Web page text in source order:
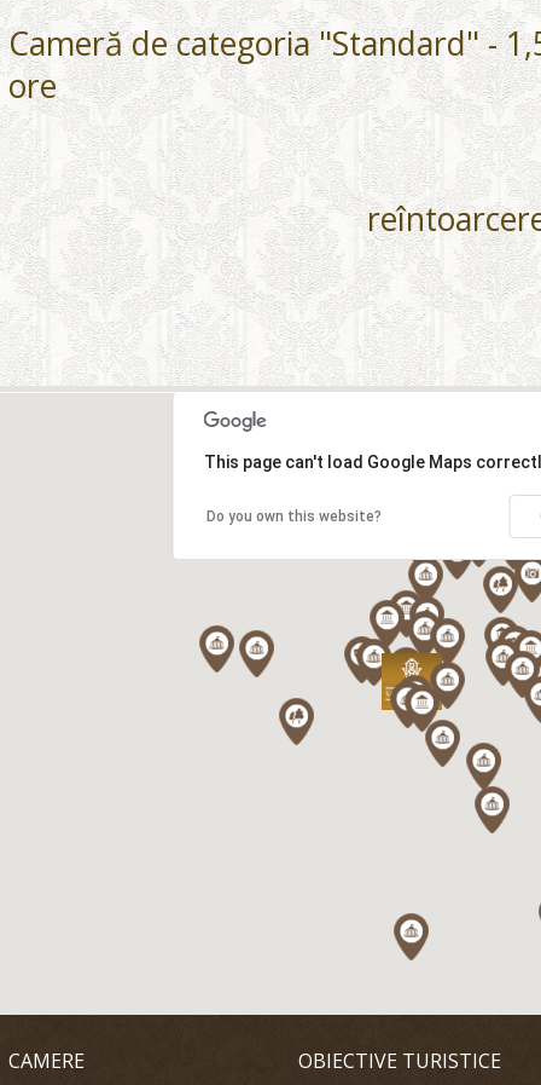
Cameră de categoria "Standard" -
ore
This page can't load Google Maps
Do you own this website?
CAMERE
OBIECTIVE TURISTICE